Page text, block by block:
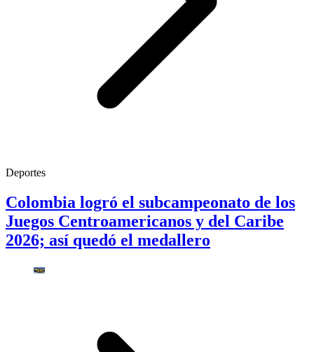
Deportes
Colombia logró el subcampeonato de los
Juegos Centroamericanos y del Caribe
2026; así quedó el medallero